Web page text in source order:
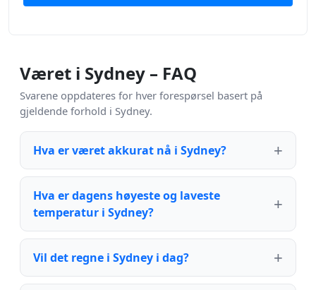
Været i Sydney – FAQ
Svarene oppdateres for hver forespørsel basert på
gjeldende forhold i Sydney.
Hva er været akkurat nå i Sydney?
Hva er dagens høyeste og laveste
temperatur i Sydney?
Vil det regne i Sydney i dag?